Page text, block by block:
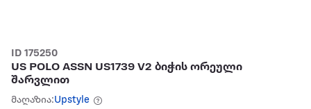
ID 175250
US POLO ASSN US1739 V2 ბიჭის ორეული
შარვლით
მაღაზია:Upstyle